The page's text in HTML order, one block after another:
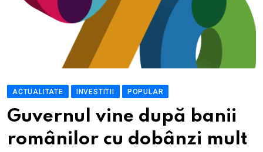
ACTUALITATE INVESTITII POPULAR
Guvernul vine după banii
românilor cu dobânzi mult